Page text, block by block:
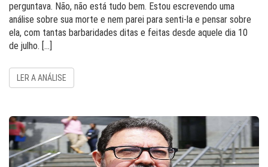
perguntava. Não, não está tudo bem. Estou escrevendo uma
análise sobre sua morte e nem parei para senti-la e pensar sobre
ela, com tantas barbaridades ditas e feitas desde aquele dia 10
de julho. […]
LER A ANÁLISE